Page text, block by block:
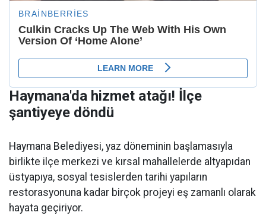
Haymana'da hizmet atağı! İlçe
şantiyeye döndü
Haymana Belediyesi, yaz döneminin başlamasıyla
birlikte ilçe merkezi ve kırsal mahallelerde altyapıdan
üstyapıya, sosyal tesislerden tarihi yapıların
restorasyonuna kadar birçok projeyi eş zamanlı olarak
hayata geçiriyor.